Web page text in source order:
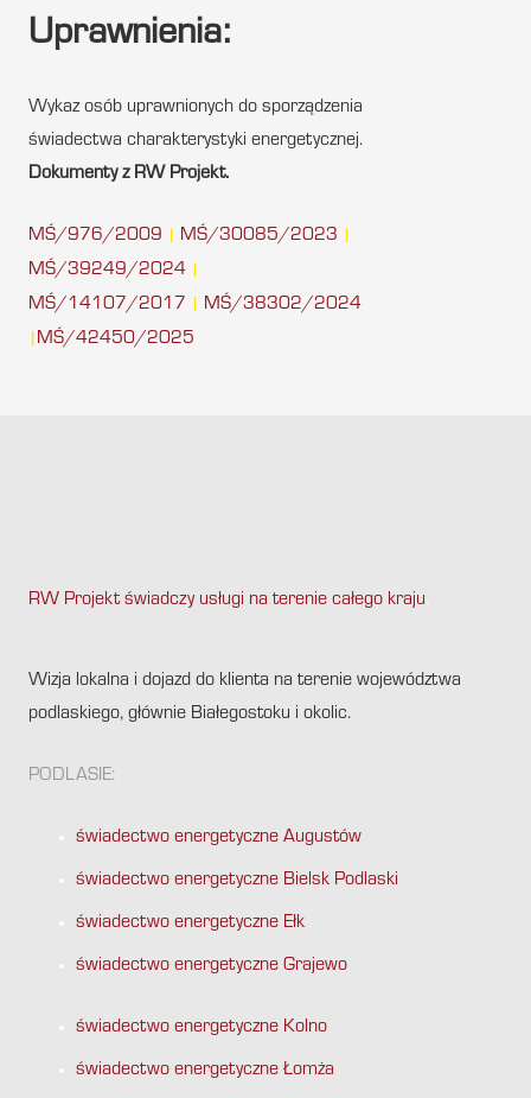
Uprawnienia:
Wykaz osób uprawnionych do sporządzenia
świadectwa charakterystyki energetycznej.
Dokumenty z RW Projekt.
MŚ/976/2009 MŚ/30085/2023
MŚ/39249/2024
MŚ/14107/2017 MŚ/38302/2024
MŚ/42450/2025
RW Projekt świadczy usługi na terenie całego kraju
Wizja lokalna i dojazd do klienta na terenie województwa
podlaskiego, głównie Białegostoku i okolic.
PODLASIE:
świadectwo energetyczne Augustów
świadectwo energetyczne Bielsk Podlaski
świadectwo energetyczne Ełk
świadectwo energetyczne Grajewo
świadectwo energetyczne Kolno
świadectwo energetyczne Łomża